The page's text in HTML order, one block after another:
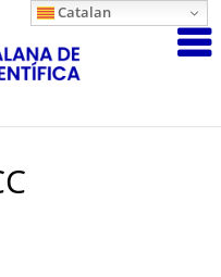
Associació
Catalan